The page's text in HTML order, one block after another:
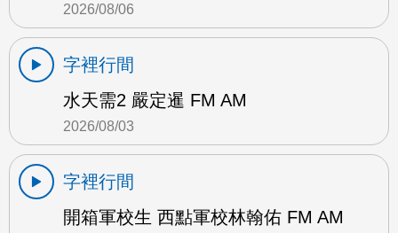
2026/08/06
字裡行間
水天需2 嚴定暹 FM AM
2026/08/03
字裡行間
開箱軍校生 西點軍校林翰佑 FM AM